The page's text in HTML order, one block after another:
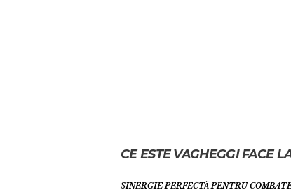
CE ESTE VAGHEGGI FACE
SINERGIE PERFECTĂ PENTRU